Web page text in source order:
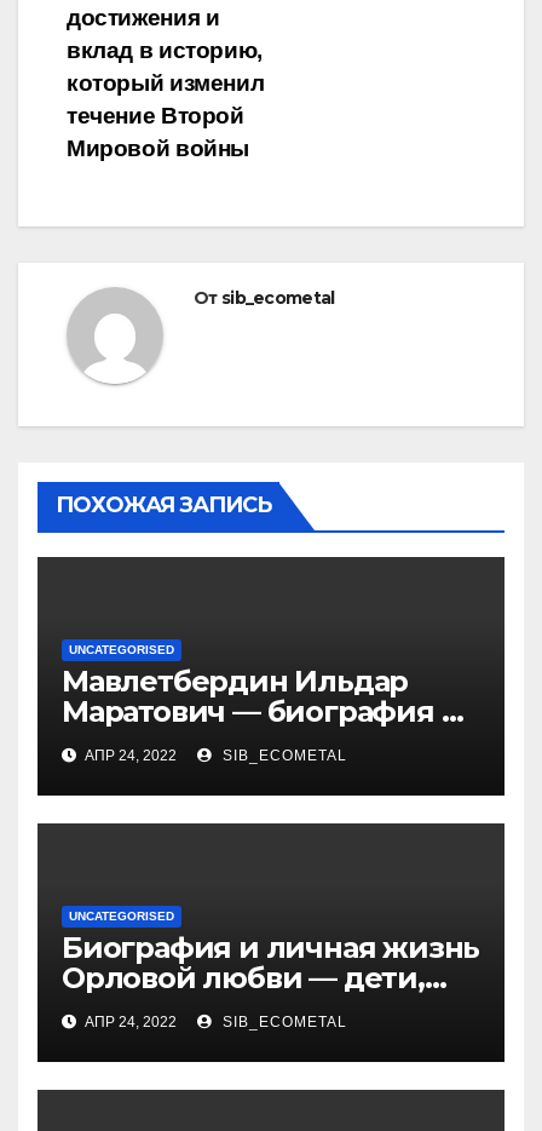
достижения и
вклад в историю,
который изменил
течение Второй
Мировой войны
От sib_ecometal
ПОХОЖАЯ ЗАПИСЬ
UNCATEGORISED
Мавлетбердин Ильдар
Маратович — биография и
достижения талантливого
российского политика и
бизнесмена
АПР 24, 2022 SIB_ECOMETAL
UNCATEGORISED
Биография и личная жизнь
Орловой любви — дети,
достижения, семейные
радости
АПР 24, 2022 SIB_ECOMETAL